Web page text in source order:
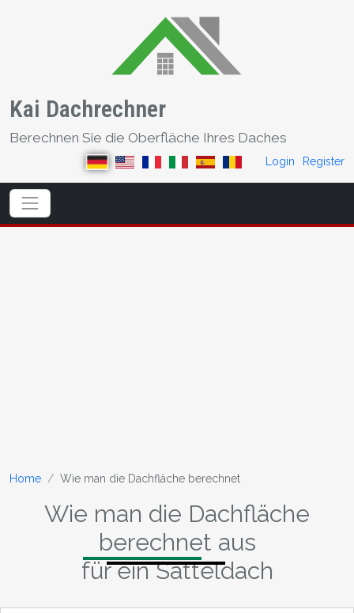
Kai Dachrechner
Berechnen Sie die Oberfläche Ihres Daches
Login Register
Home Wie man die Dachfläche berechnet
Wie man die Dachfläche
berechnet aus
für ein Satteldach